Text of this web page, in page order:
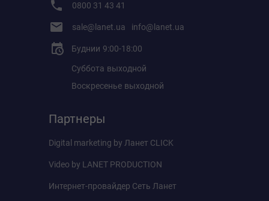
0800 31 43 41
sale@lanet.ua info@lanet.ua
Буднии 9:00-18:00
Суббота выходной
Воскресенье выходной
Партнеры
Digital marketing by Ланет CLICK
Video by LANET PRODUCTION
Интернет-провайдер Сеть Ланет